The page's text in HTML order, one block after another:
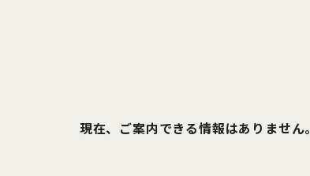
現在、ご案内できる情報はありません。